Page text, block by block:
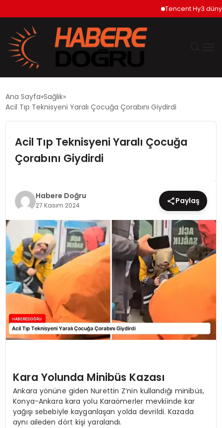
Tencent Hy3 dünya
SİYASET
DÜNYA
TEKNOLOJİ
SPOR
EĞİTİM
MAGAZİN
SAĞLIK
YAŞAM
Ana Sayfa Sağlık
Acil Tıp Teknisyeni Yaralı Çocuğa Çorabını Giydirdi
Acil Tıp Teknisyeni Yaralı Çocuğa
Çorabını Giydirdi
Habere Doğru
27 Kasım 2024 Paylaş
Kara Yolunda Minibüs Kazası
Ankara yönüne giden Nurettin Z’nin kullandığı minibüs,
Konya-Ankara kara yolu Karaömerler mevkiinde kar
yağışı sebebiyle kayganlaşan yolda devrildi. Kazada
aynı aileden dört kişi yaralandı.